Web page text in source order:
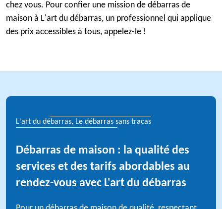
chez vous. Pour confier une mission de débarras de
maison à L'art du débarras, un professionnel qui applique
des prix accessibles à tous, appelez-le !
L'art du débarras, Le débarras sans tracas
Débarras de maison : la qualité des
services et des tarifs abordables au
rendez-vous avec L'art du débarras